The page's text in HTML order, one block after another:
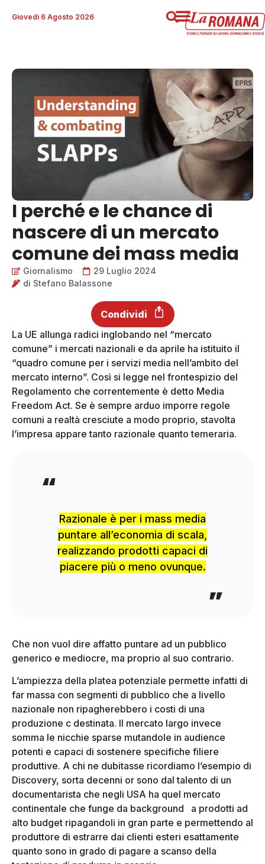
Giovedì 6 Agosto 2026
I perché e le chance di
nascere di un mercato
comune dei mass media
Giornalismo
29 Luglio 2024
di Stefano Balassone
Condividi
La UE allunga radici inglobando nel “mercato
comune” i mercati nazionali e da aprile ha istituito il
“quadro comune per i servizi media nell’ambito del
mercato interno”. Così si legge nel frontespizio del
Regolamento che correntemente è detto Media
Freedom Act. Se è sempre arduo imporre regole
comuni a realtà cresciute a modo proprio, stavolta
l’impresa appare tanto razionale quanto temeraria.
Razionale è per i mass media
puntare all’economia di scala,
realizzando prodotti capaci di
piacere più o meno ovunque.
Che non vuol dire affatto puntare ad un pubblico
generico e mediocre, ma proprio al suo contrario.
L’ampiezza della platea potenziale permette infatti di
far massa con segmenti di pubblico che a livello
nazionale non ripagherebbero i costi di una
produzione c destinata. Il mercato largo invece
somma le nicchie sparse mutandole in audience
potenti e capaci di sostenere specifiche filiere
produttive. A chi ne dubitasse ricordiamo l’esempio di
Discovery, sorta decenni or sono dal talento di un
documentarista che negli USA ha quel mercato
continentale che funge da background a prodotti ad
alto budget ripagandoli in gran parte e permettendo al
produttore di estrarre dai clienti esteri esattamente
quanto sono in grado di pagare a scanso della